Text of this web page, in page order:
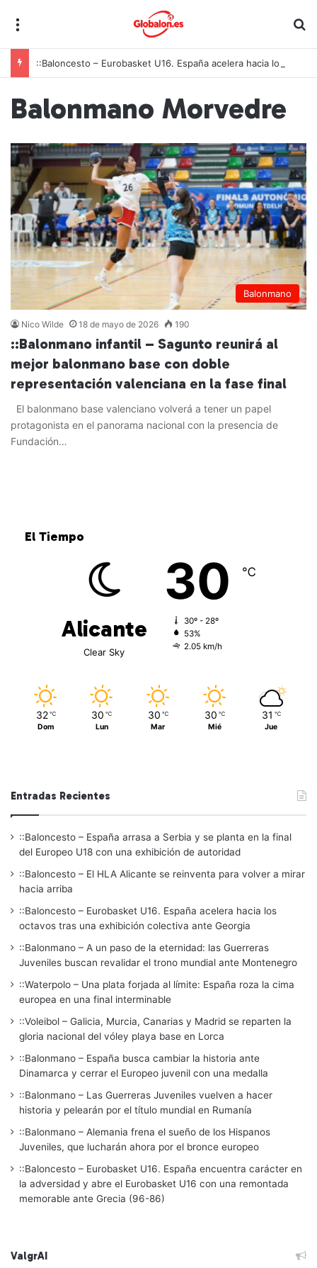
Balonmano Morvedre
Balonmano
Nico Wilde 18 de mayo de 2026 190
::Balonmano infantil – Sagunto reunirá al
mejor balonmano base con doble
representación valenciana en la fase final
El balonmano base valenciano volverá a tener un papel
protagonista en el panorama nacional con la presencia de
Fundación…
El Tiempo
Alicante
Clear Sky
30 ℃
30º - 28º
53%
2.05 km/h
32 ℃
Dom
30 ℃
Lun
30 ℃
Mar
30 ℃
Mié
31 ℃
Jue
Entradas Recientes
::Baloncesto – España arrasa a Serbia y se planta en la final
del Europeo U18 con una exhibición de autoridad
::Baloncesto – El HLA Alicante se reinventa para volver a mirar
hacia arriba
::Baloncesto – Eurobasket U16. España acelera hacia los
octavos tras una exhibición colectiva ante Georgia
::Balonmano – A un paso de la eternidad: las Guerreras
Juveniles buscan revalidar el trono mundial ante Montenegro
::Waterpolo – Una plata forjada al límite: España roza la cima
europea en una final interminable
::Voleibol – Galicia, Murcia, Canarias y Madrid se reparten la
gloria nacional del vóley playa base en Lorca
::Balonmano – España busca cambiar la historia ante
Dinamarca y cerrar el Europeo juvenil con una medalla
::Balonmano – Las Guerreras Juveniles vuelven a hacer
historia y pelearán por el título mundial en Rumanía
::Balonmano – Alemania frena el sueño de los Hispanos
Juveniles, que lucharán ahora por el bronce europeo
::Baloncesto – Eurobasket U16. España encuentra carácter en
la adversidad y abre el Eurobasket U16 con una remontada
memorable ante Grecia (96-86)
ValgrAI